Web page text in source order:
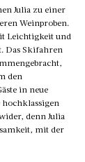
Julia zu einer
Weinproben.
Leichtigkeit und
Das Skifahren
den
in neue
hochklassigen
denn Julia
mit der